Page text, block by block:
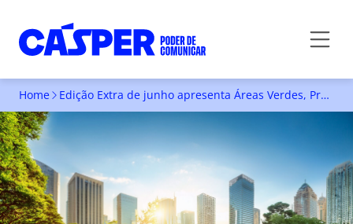
Home Edição Extra de junho apresenta Áreas Verdes, Profissões Tradicionais e Mobilidade Urbana.